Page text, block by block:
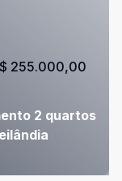
2 quartos
255.000,00